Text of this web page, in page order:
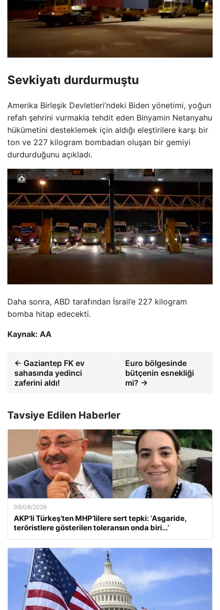
Sevkiyatı durdurmuştu
Amerika Birleşik Devletleri’ndeki Biden yönetimi, yoğun
refah şehrini vurmakla tehdit eden Binyamin Netanyahu
hükümetini desteklemek için aldığı eleştirilere karşı bir
ton ve 227 kilogram bombadan oluşan bir gemiyi
durdurduğunu açıkladı.
Daha sonra, ABD tarafından İsrail’e 227 kilogram
bomba hitap edecekti.
Kaynak: AA
← Gaziantep FK ev
sahasında yedinci
zaferini aldı!
Euro bölgesinde
bütçenin esnekliği
mi? →
Tavsiye Edilen Haberler
08/08/2026
AKP’li Türkeş’ten MHP’lilere sert tepki: ‘Asgaride,
teröristlere gösterilen toleransın onda biri…’